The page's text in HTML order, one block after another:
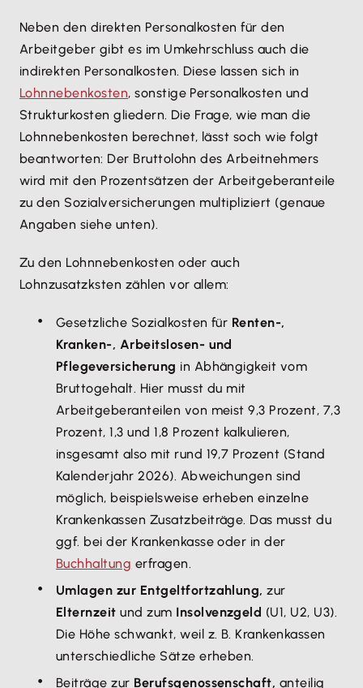
Neben den direkten Personalkosten für den
Arbeitgeber gibt es im Umkehrschluss auch die
indirekten Personalkosten. Diese lassen sich in
Lohnnebenkosten, sonstige Personalkosten und
Strukturkosten gliedern. Die Frage, wie man die
Lohnnebenkosten berechnet, lässt soch wie folgt
beantworten: Der Bruttolohn des Arbeitnehmers
wird mit den Prozentsätzen der Arbeitgeberanteile
zu den Sozialversicherungen multipliziert (genaue
Angaben siehe unten).
Zu den Lohnnebenkosten oder auch
Lohnzusatzksten zählen vor allem:
Gesetzliche Sozialkosten für Renten-,
Kranken-, Arbeitslosen- und
Pflegeversicherung in Abhängigkeit vom
Bruttogehalt. Hier musst du mit
Arbeitgeberanteilen von meist 9,3 Prozent, 7,3
Prozent, 1,3 und 1,8 Prozent kalkulieren,
insgesamt also mit rund 19,7 Prozent (Stand
Kalenderjahr 2026). Abweichungen sind
möglich, beispielsweise erheben einzelne
Krankenkassen Zusatzbeiträge. Das musst du
ggf. bei der Krankenkasse oder in der
Buchhaltung erfragen.
Umlagen zur Entgeltfortzahlung, zur
Elternzeit und zum Insolvenzgeld (U1, U2, U3).
Die Höhe schwankt, weil z. B. Krankenkassen
unterschiedliche Sätze erheben.
Beiträge zur Berufsgenossenschaft, anteilig